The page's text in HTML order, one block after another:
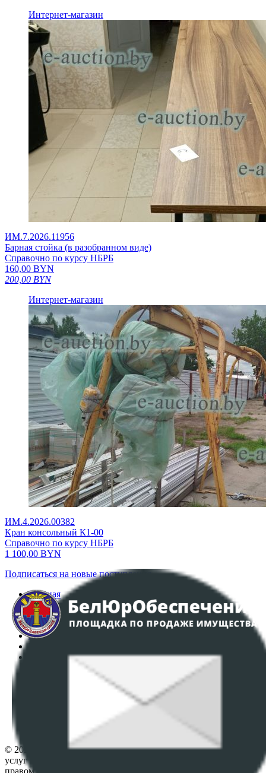
Интернет-магазин
ИМ.7.2026.11956
Барная стойка (в разобранном виде)
Справочно по курсу НБРБ
160,00 BYN
200,00 BYN
Интернет-магазин
ИМ.4.2026.00382
Кран консольный К1-00
Справочно по курсу НБРБ
1 100,00 BYN
Подписаться на новые поступления
Главная
Аукционы
Интернет-магазин
Регламент организации и проведения торгов
Политика в отношении обработки персональных
ПОЛОЖЕНИЕ О ПОЛИТИКЕ ОБРАБОТКИ COOKIE-
Настройки cookie-файлов
© 2026 Республиканское унитарное предприятие по оказанию
услуг "БелЮрОбеспечение" - Все права защищены авторским
правом